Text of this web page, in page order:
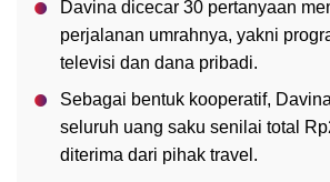
Davina dicecar 30 pertanyaan
perjalanan umrahnya, yakni
televisi dan dana pribadi.
Sebagai bentuk kooperatif,
seluruh uang saku senilai total
diterima dari pihak travel.